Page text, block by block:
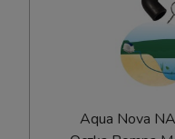
Aqua Nova